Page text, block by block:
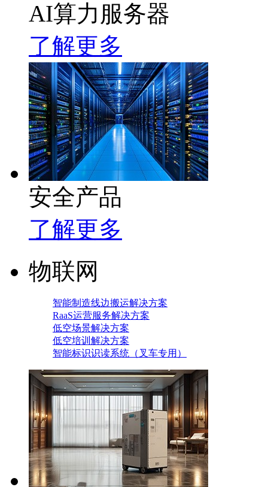
AI算力服务器
了解更多
安全产品
了解更多
物联网
智能制造线边搬运解决方案
RaaS运营服务解决方案
低空场景解决方案
低空培训解决方案
智能标识识读系统（叉车专用）